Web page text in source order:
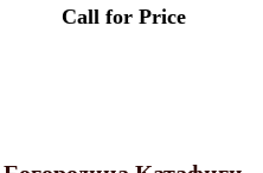
Call for Price